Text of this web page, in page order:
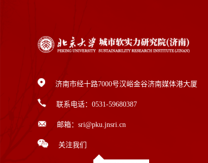
济南市经十路7000号汉峪金谷济南媒体港大厦
联系电话：0531-59680387
邮箱：sri@pku.jnsri.cn
关注我们